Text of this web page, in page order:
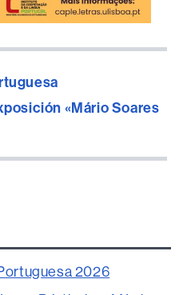
«Mário Soares
2026